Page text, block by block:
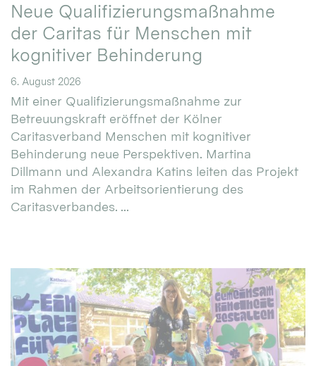
Neue Qualifizierungsmaßnahme
der Caritas für Menschen mit
kognitiver Behinderung
6. August 2026
Mit einer Qualifizierungsmaßnahme zur
Betreuungskraft eröffnet der Kölner
Caritasverband Menschen mit kognitiver
Behinderung neue Perspektiven. Martina
Dillmann und Alexandra Katins leiten das Projekt
im Rahmen der Arbeitsorientierung des
Caritasverbandes. ...